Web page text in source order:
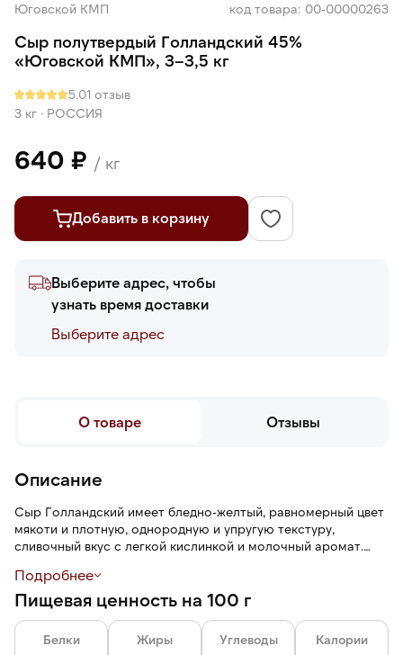
Юговской КМП код товара: 00-00000263
Сыр полутвердый Голландский 45%
«Юговской КМП», 3–3,5 кг
5.01 отзыв
3 кг · РОССИЯ
640 ₽ / кг
Добавить в корзину
Выберите адрес, чтобы
узнать время доставки
Выберите адреc
О товаре Отзывы
Описание
Сыр Голландский имеет бледно-желтый, равномерный цвет
мякоти и плотную, однородную и упругую текстуру,
сливочный вкус с легкой кислинкой и молочный аромат.
равномерно и быстро плавится.
Подробнее
Пищевая ценность на 100 г
Белки Жиры Углеводы Калории